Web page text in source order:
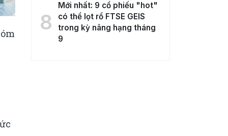
8
Mới nhất: 9 cổ phiếu "hot"
có thể lọt rổ FTSE GEIS
trong kỳ nâng hạng tháng
9